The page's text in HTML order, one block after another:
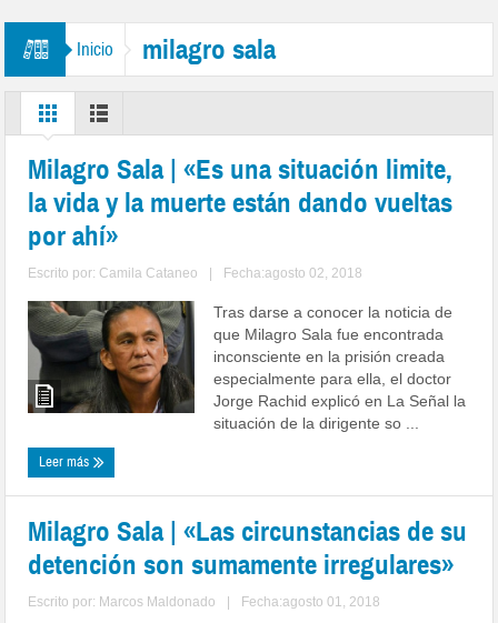
Inicio milagro sala
Milagro Sala | «Es una situación limite,
la vida y la muerte están dando vueltas
por ahí»
Escrito por: Camila Cataneo Fecha:agosto 02, 2018
Tras darse a conocer la noticia de
que Milagro Sala fue encontrada
inconsciente en la prisión creada
especialmente para ella, el doctor
Jorge Rachid explicó en La Señal la
situación de la dirigente so ...
Leer más
Milagro Sala | «Las circunstancias de su
detención son sumamente irregulares»
Escrito por: Marcos Maldonado Fecha:agosto 01, 2018